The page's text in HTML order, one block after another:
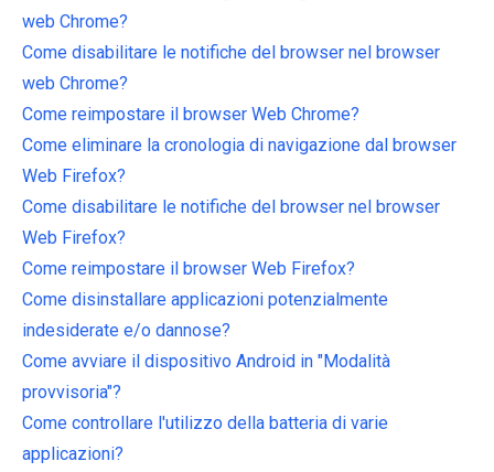
web Chrome?
Come disabilitare le notifiche del browser nel browser
web Chrome?
Come reimpostare il browser Web Chrome?
Come eliminare la cronologia di navigazione dal browser
Web Firefox?
Come disabilitare le notifiche del browser nel browser
Web Firefox?
Come reimpostare il browser Web Firefox?
Come disinstallare applicazioni potenzialmente
indesiderate e/o dannose?
Come avviare il dispositivo Android in "Modalità
provvisoria"?
Come controllare l'utilizzo della batteria di varie
applicazioni?